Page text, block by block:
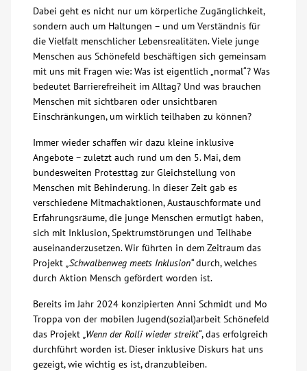
Veranstaltungen
Spenden
Mitmachen
Karriere
Ausbildung
Glossar
Suche
Kontakt
AWO BB Süd
Dabei geht es nicht nur um körperliche Zugänglichkeit,
sondern auch um Haltungen – und um Verständnis für
die Vielfalt menschlicher Lebensrealitäten. Viele junge
Menschen aus Schönefeld beschäftigen sich gemeinsam
mit uns mit Fragen wie: Was ist eigentlich „normal“? Was
bedeutet Barrierefreiheit im Alltag? Und was brauchen
Menschen mit sichtbaren oder unsichtbaren
Einschränkungen, um wirklich teilhaben zu können?
Immer wieder schaffen wir dazu kleine inklusive
Angebote – zuletzt auch rund um den 5. Mai, dem
bundesweiten Protesttag zur Gleichstellung von
Menschen mit Behinderung. In dieser Zeit gab es
verschiedene Mitmachaktionen, Austauschformate und
Erfahrungsräume, die junge Menschen ermutigt haben,
sich mit Inklusion, Spektrumstörungen und Teilhabe
auseinanderzusetzen. Wir führten in dem Zeitraum das
Projekt „Schwalbenweg meets Inklusion“durch, welches
durch Aktion Mensch gefördert worden ist.
Bereits im Jahr 2024 konzipierten Anni Schmidt und Mo
Troppa von der mobilen Jugend(sozial)arbeit Schönefeld
das Projekt „Wenn der Rolli wieder streikt“, das erfolgreich
durchführt worden ist. Dieser inklusive Diskurs hat uns
gezeigt, wie wichtig es ist, dranzubleiben.